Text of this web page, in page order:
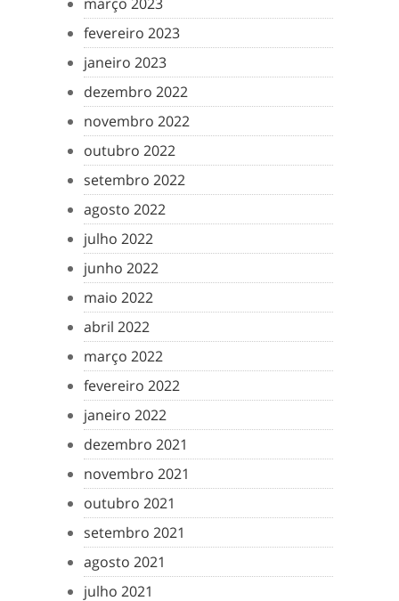
fevereiro 2023
janeiro 2023
dezembro 2022
novembro 2022
outubro 2022
setembro 2022
agosto 2022
julho 2022
junho 2022
maio 2022
abril 2022
março 2022
fevereiro 2022
janeiro 2022
dezembro 2021
novembro 2021
outubro 2021
setembro 2021
agosto 2021
julho 2021